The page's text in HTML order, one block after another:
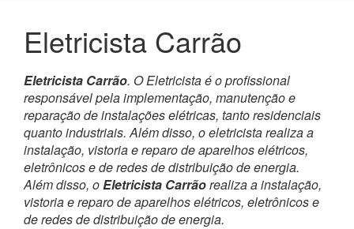
Eletricista Carrão
Eletricista Carrão. O Eletricista é o profissional
responsável pela implementação, manutenção e
reparação de instalações elétricas, tanto residenciais
quanto industriais. Além disso, o eletricista realiza a
instalação, vistoria e reparo de aparelhos elétricos,
eletrônicos e de redes de distribuição de energia.
Além disso, oEletricista Carrãorealiza a instalação,
vistoria e reparo de aparelhos elétricos, eletrônicos e
de redes de distribuição de energia.